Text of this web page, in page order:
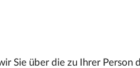
Sie über die zu Ihrer Person